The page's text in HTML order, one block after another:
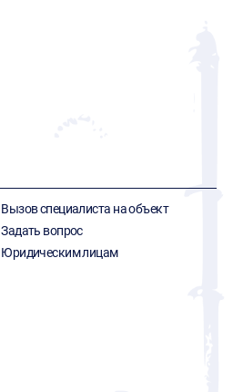
Вызов специалиста на объект
Задать вопрос
Юридическим лицам